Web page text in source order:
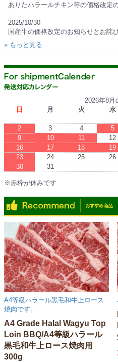
ありたハラールチキン等の価格改定
2025/10/30
国産牛の価格改定のお知らせとお詫
» もっと見る
2026年8月
日
月 火 水
2
3 4 5
9
10 11 12
16
17 18 19
23
24 25 26
30
31
※赤枠が休みです
A4等級ハラール黒毛和牛上ロース
焼肉です。
A4 Grade Halal Wagyu Top
Loin BBQ/A4等級ハラール
黒毛和牛上ロース焼肉用
300g